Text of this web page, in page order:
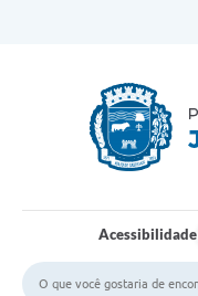
Acessibilidade